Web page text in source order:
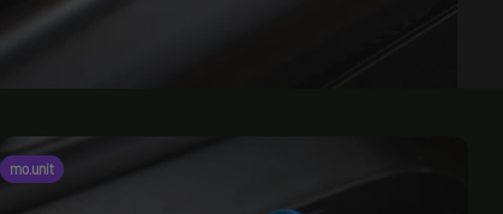
mo.unit